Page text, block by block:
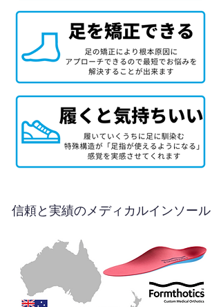
信頼と実績のメディカルインソール